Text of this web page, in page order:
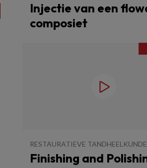
Injectie van een
composiet
RESTAURATIEVE TANDHEELKUNDE
Finishing and